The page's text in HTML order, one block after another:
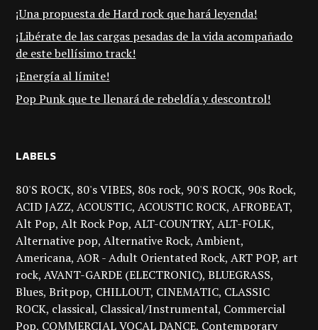
¡Una propuesta de Hard rock que hará leyenda!
¡Libérate de las cargas pesadas de la vida acompañado
de este bellísimo track!
¡Energía al límite!
Pop Punk que te llenará de rebeldía y descontrol!
LABELS
80'S ROCK 80's VIBES 80s rock 90'S ROCK 90s Rock
ACID JAZZ ACOUSTIC ACOUSTIC ROCK AFROBEAT
Alt Pop Alt Rock Pop ALT-COUNTRY ALT-FOLK
Alternative pop Alternative Rock Ambient
Americana AOR - Adult Orientated Rock ART POP art
rock AVANT-GARDE (ELECTRONIC) BLUEGRASS
Blues Britpop CHILLOUT CINEMATIC CLASSIC
ROCK classical Classical/Instrumental Commercial
Pop COMMERCIAL VOCAL DANCE Contemporary